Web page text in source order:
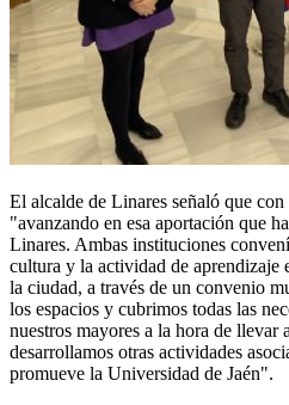
El alcalde de Linares señaló que
"avanzando en esa aportación que
Linares. Ambas instituciones
cultura y la actividad de aprendizaje
la ciudad, a través de un convenio
los espacios y cubrimos todas las
nuestros mayores a la hora de
desarrollamos otras actividades
promueve la Universidad de Jaén".